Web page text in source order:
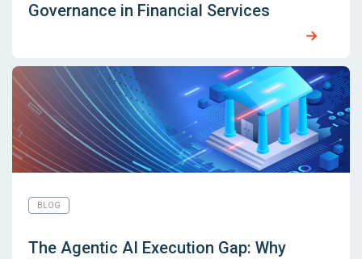
Governance in Financial Services
BLOG
The Agentic AI Execution Gap: Why